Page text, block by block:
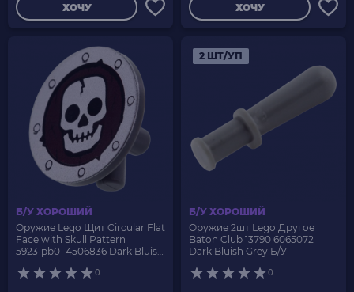
ХОЧУ ХОЧУ
Б/У ХОРОШИЙ
Оружие Lego Щит Circular Flat
Face with Skull Pattern
59231pb01 4506836 Dark Bluish
0
2 ШТ/УП
Б/У ХОРОШИЙ
Оружие 2шт Lego Другое
Baton Club 13790 6065072
Dark Bluish Grey Б/У
0